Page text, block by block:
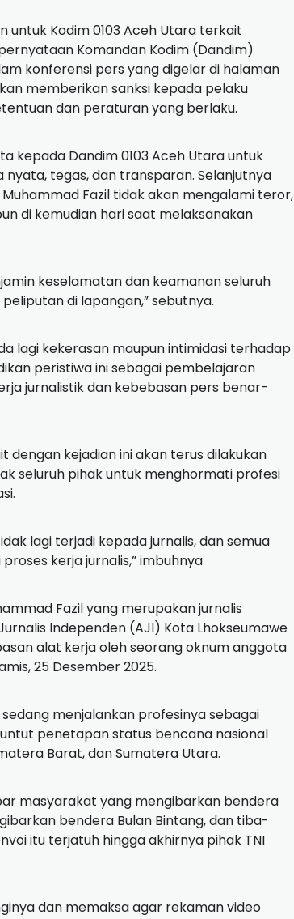
Kodim 0103 Aceh Utara terkait
Komandan Kodim (Dandim)
konferensi pers yang digelar di halaman
memberikan sanksi kepada pelaku
dan peraturan yang berlaku.
kepada Dandim 0103 Aceh Utara untuk
tegas, dan transparan. Selanjutnya
Fazil tidak akan mengalami teror,
di kemudian hari saat melaksanakan
keselamatan dan keamanan seluruh
di lapangan,” sebutnya.
lagi kekerasan maupun intimidasi terhadap
peristiwa ini sebagai pembelajaran
jurnalistik dan kebebasan pers benar-
dengan kejadian ini akan terus dilakukan
seluruh pihak untuk menghormati profesi
lagi terjadi kepada jurnalis, dan semua
kerja jurnalis,” imbuhnya
Fazil yang merupakan jurnalis
Independen (AJI) Kota Lhokseumawe
alat kerja oleh seorang oknum anggota
25 Desember 2025.
menjalankan profesinya sebagai
penetapan status bencana nasional
Barat, dan Sumatera Utara.
masyarakat yang mengibarkan bendera
bendera Bulan Bintang, dan tiba-
itu terjatuh hingga akhirnya pihak TNI
dan memaksa agar rekaman video